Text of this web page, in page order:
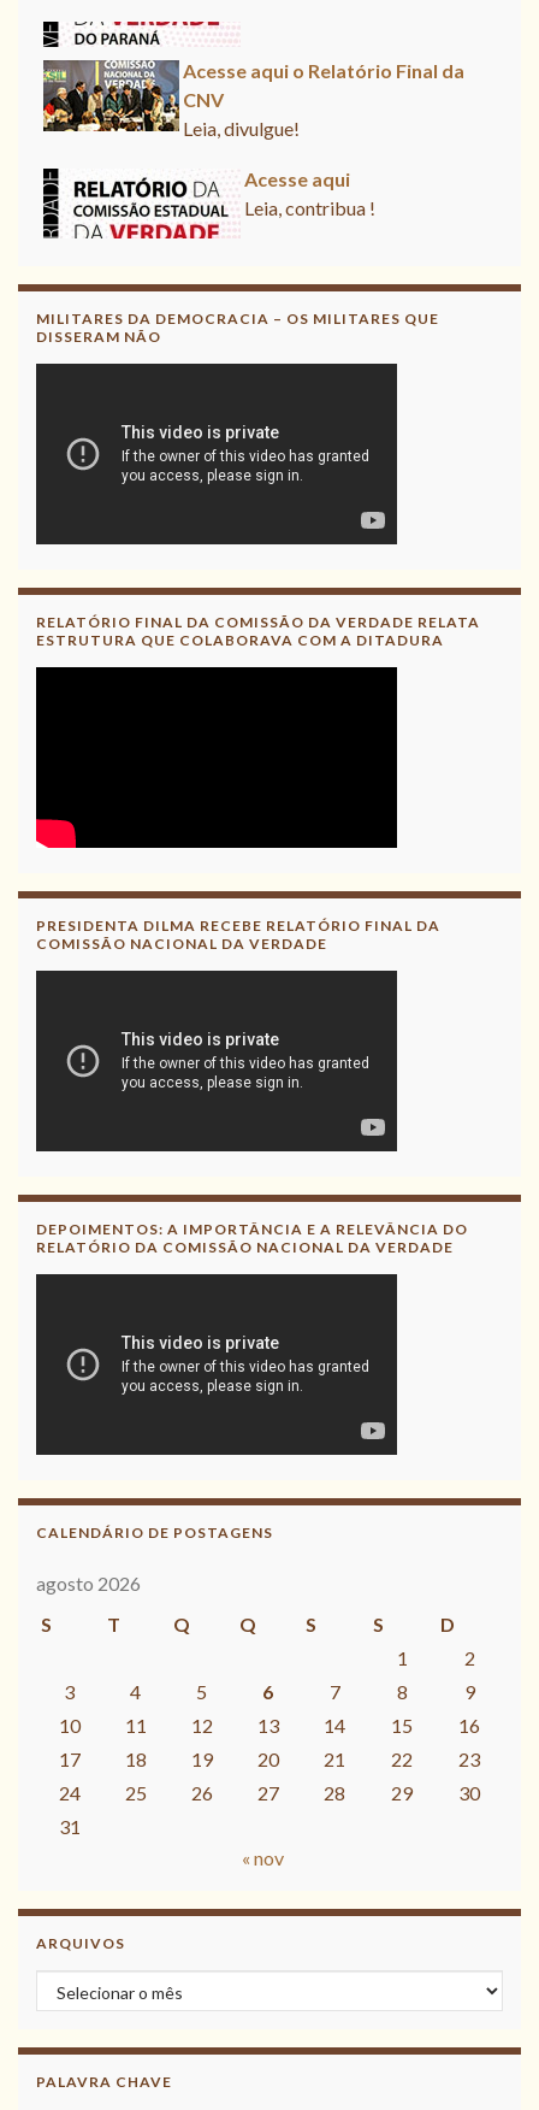
Acesse aqui o Relatório Final da
CNV
Leia, divulgue!
Leia, contribua !
MILITARES DA DEMOCRACIA – OS MILITARES QUE
DISSERAM NÃO
RELATÓRIO FINAL DA COMISSÃO DA VERDADE RELATA
ESTRUTURA QUE COLABORAVA COM A DITADURA
PRESIDENTA DILMA RECEBE RELATÓRIO FINAL DA
COMISSÃO NACIONAL DA VERDADE
DEPOIMENTOS: A IMPORTÂNCIA E A RELEVÂNCIA DO
RELATÓRIO DA COMISSÃO NACIONAL DA VERDADE
CALENDÁRIO DE POSTAGENS
agosto 2026
S
T Q Q S S
D
1
2
3
4 5 6 7 8
9
10
11 12 13 14 15
16
17
18 19 20 21 22
23
24
25 26 27 28 29
30
31
« nov
ARQUIVOS
Arquivos
PALAVRA CHAVE